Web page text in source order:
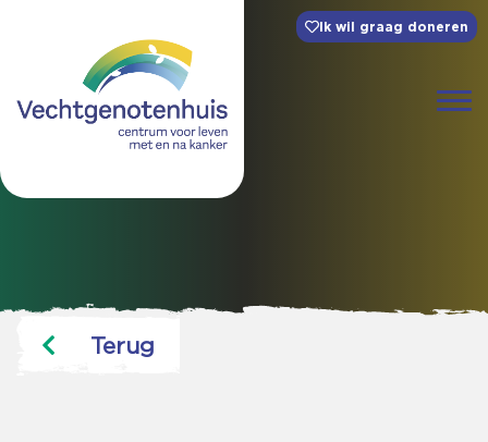
Ik wil graag doneren
Terug